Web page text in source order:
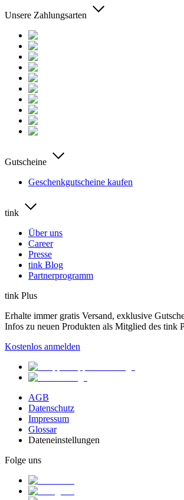
Unsere Zahlungsarten
Gutscheine
Geschenkgutscheine kaufen
tink
Über uns
Career
Presse
tink Blog
Partnerprogramm
tink Plus
Erhalte immer gratis Versand, exklusive
Infos zu neuen Produkten als Mitglied des tink
Kostenlos anmelden
AGB
Datenschutz
Impressum
Glossar
Dateneinstellungen
Folge uns